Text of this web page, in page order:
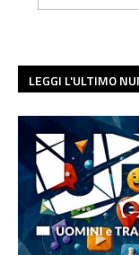
LEGGI L'ULTIMO